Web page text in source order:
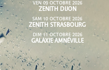
VEN 09 OCTOBRE 2026
ZENITH DIJON
SAM 10 OCTOBRE 2026
ZENITH STRASBOURG
DIM 11 OCTOBRE 2026
GALAXIE AMNÉVILLE